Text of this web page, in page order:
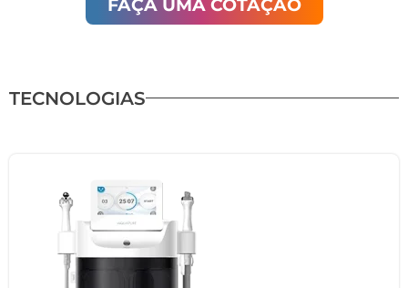
FAÇA UMA COTAÇÃO
TECNOLOGIAS